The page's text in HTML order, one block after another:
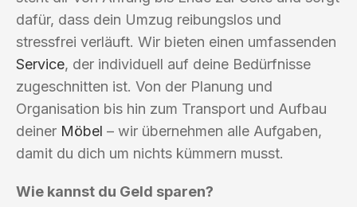
dafür, dass dein Umzug reibungslos und
stressfrei verläuft. Wir bieten einen umfassenden
Service, der individuell auf deine Bedürfnisse
zugeschnitten ist. Von der Planung und
Organisation bis hin zum Transport und Aufbau
deiner Möbel – wir übernehmen alle Aufgaben,
damit du dich um nichts kümmern musst.
Wie kannst du Geld sparen?